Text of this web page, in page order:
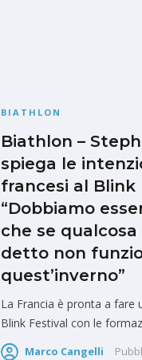
BIATHLON
Biathlon –
spiega le
francesi al Blink
“Dobbiamo
che se
detto non
quest’inverno”
La Francia è pronta a fare
Blink Festival con le
Marco Cangelli